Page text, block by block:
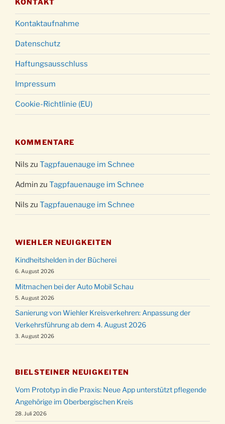
Kontaktaufnahme
Datenschutz
Haftungsausschluss
Impressum
Cookie-Richtlinie (EU)
KOMMENTARE
Nils zu Tagpfauenauge im Schnee
Admin zu Tagpfauenauge im Schnee
Nils zu Tagpfauenauge im Schnee
WIEHLER NEUIGKEITEN
Kindheitshelden in der Bücherei
6. August 2026
Mitmachen bei der Auto Mobil Schau
5. August 2026
Sanierung von Wiehler Kreisverkehren: Anpassung der
Verkehrsführung ab dem 4. August 2026
3. August 2026
BIELSTEINER NEUIGKEITEN
Vom Prototyp in die Praxis: Neue App unterstützt pflegende
Angehörige im Oberbergischen Kreis
28. Juli 2026